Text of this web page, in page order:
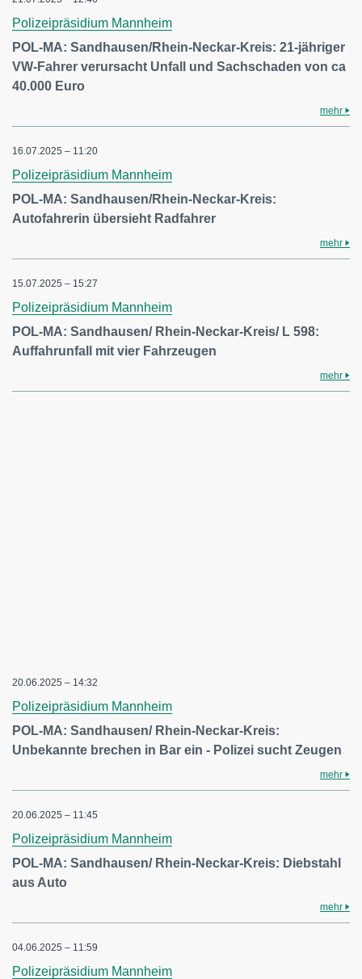
Polizeipräsidium Mannheim
POL-MA: Sandhausen/Rhein-Neckar-Kreis: 21-jähriger
VW-Fahrer verursacht Unfall und Sachschaden von ca
40.000 Euro
mehr
16.07.2025 – 11:20
Polizeipräsidium Mannheim
POL-MA: Sandhausen/Rhein-Neckar-Kreis:
Autofahrerin übersieht Radfahrer
mehr
15.07.2025 – 15:27
Polizeipräsidium Mannheim
POL-MA: Sandhausen/ Rhein-Neckar-Kreis/ L 598:
Auffahrunfall mit vier Fahrzeugen
mehr
20.06.2025 – 14:32
Polizeipräsidium Mannheim
POL-MA: Sandhausen/ Rhein-Neckar-Kreis:
Unbekannte brechen in Bar ein - Polizei sucht Zeugen
mehr
20.06.2025 – 11:45
Polizeipräsidium Mannheim
POL-MA: Sandhausen/ Rhein-Neckar-Kreis: Diebstahl
aus Auto
mehr
04.06.2025 – 11:59
Polizeipräsidium Mannheim